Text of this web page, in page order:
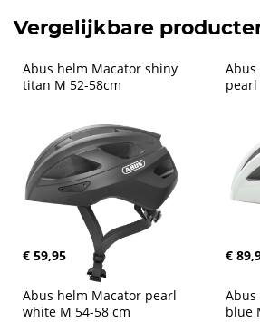
Vergelijkbare
Abus helm Macator shiny
titan M 52-58cm
€ 59,95
Abus
€
Abus helm Macator pearl
white M 54-58 cm
blue